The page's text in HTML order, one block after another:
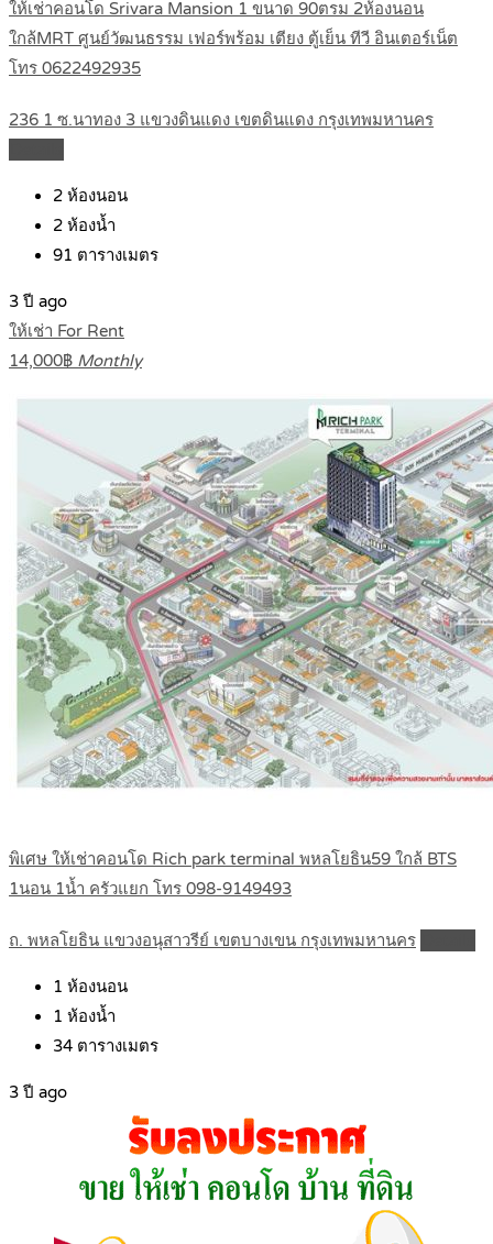
ให้เช่าคอนโด Srivara Mansion 1 ขนาด 90ตรม 2ห้องนอน
ใกล้MRT ศูนย์วัฒนธรรม เฟอร์พร้อม เตียง ตู้เย็น ทีวี อินเตอร์เน็ต
โทร 0622492935
236 1 ซ.นาทอง 3 แขวงดินแดง เขตดินแดง กรุงเทพมหานคร
2 ห้องนอน
2 ห้องน้ำ
91 ตารางเมตร
3 ปี ago
ให้เช่า For Rent
14,000฿ Monthly
พิเศษ ให้เช่าคอนโด Rich park terminal พหลโยธิน59 ใกล้ BTS
1นอน 1น้ำ ครัวแยก โทร 098-9149493
ถ. พหลโยธิน แขวงอนุสาวรีย์ เขตบางเขน กรุงเทพมหานคร
1 ห้องนอน
1 ห้องน้ำ
34 ตารางเมตร
3 ปี ago